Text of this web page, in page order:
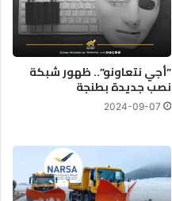
”أجي نتعاونو”.. ظهور شبكة
نصب جديدة بطنجة
2024-09-07